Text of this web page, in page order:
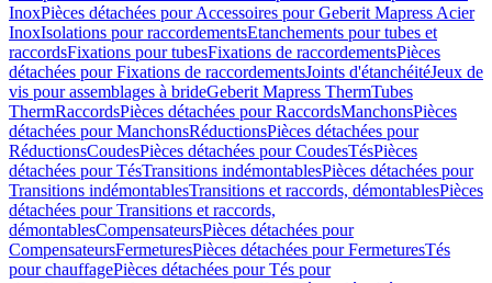
InoxPièces détachées pour Accessoires pour Geberit Mapress Acier
InoxIsolations pour raccordementsEtanchements pour tubes et
raccordsFixations pour tubesFixations de raccordementsPièces
détachées pour Fixations de raccordementsJoints d'étanchéitéJeux de
vis pour assemblages à brideGeberit Mapress ThermTubes
ThermRaccordsPièces détachées pour RaccordsManchonsPièces
détachées pour ManchonsRéductionsPièces détachées pour
RéductionsCoudesPièces détachées pour CoudesTésPièces
détachées pour TésTransitions indémontablesPièces détachées pour
Transitions indémontablesTransitions et raccords, démontablesPièces
détachées pour Transitions et raccords,
démontablesCompensateursPièces détachées pour
CompensateursFermeturesPièces détachées pour FermeturesTés
pour chauffagePièces détachées pour Tés pour